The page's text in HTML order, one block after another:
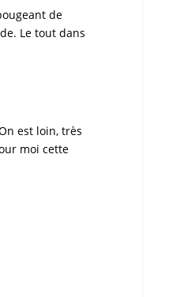
de
Le tout dans
est loin, très
moi cette